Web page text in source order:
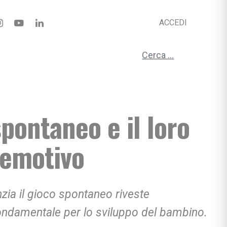
ACCEDI
Ricerca per:
e il loro
il gioco spontaneo riveste
per lo sviluppo del bambino.